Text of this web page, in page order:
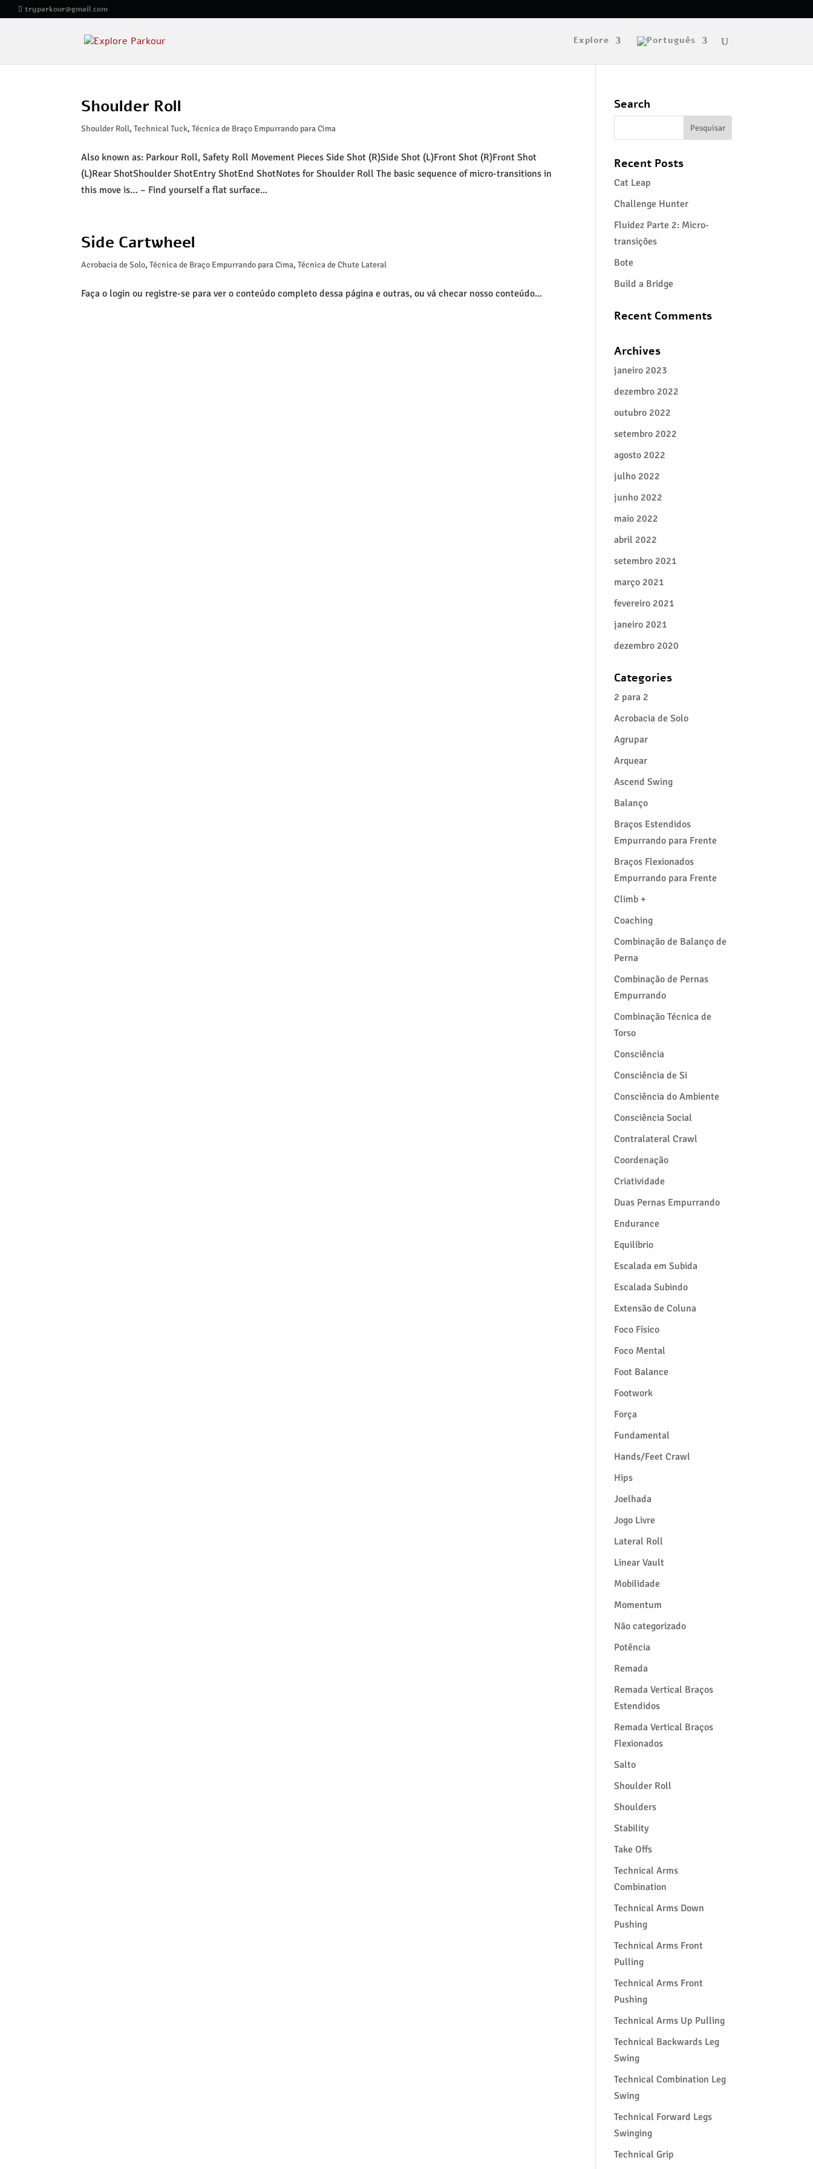
tryparkour@gmail.com
Explore
Shoulder Roll
Shoulder Roll,Technical Tuck,Técnica de Braço Empurrando para Cima
Also known as: Parkour Roll, Safety Roll Movement Pieces Side Shot (R)Side Shot (L)Front Shot (R)Front Shot
(L)Rear ShotShoulder ShotEntry ShotEnd ShotNotes for Shoulder Roll The basic sequence of micro-transitions in
this move is… – Find yourself a flat surface...
Side Cartwheel
Acrobacia de Solo,Técnica de Braço Empurrando para Cima,Técnica de Chute Lateral
Faça o login ou registre-se para ver o conteúdo completo dessa página e outras, ou vá checar nosso conteúdo...
Search
Recent Posts
Cat Leap
Challenge Hunter
Fluidez Parte 2: Micro-
transições
Bote
Build a Bridge
Recent Comments
Archives
janeiro 2023
dezembro 2022
outubro 2022
setembro 2022
agosto 2022
julho 2022
junho 2022
maio 2022
abril 2022
setembro 2021
março 2021
fevereiro 2021
janeiro 2021
dezembro 2020
Categories
2 para 2
Acrobacia de Solo
Agrupar
Arquear
Ascend Swing
Balanço
Braços Estendidos
Empurrando para Frente
Braços Flexionados
Empurrando para Frente
Climb +
Coaching
Combinação de Balanço de
Perna
Combinação de Pernas
Empurrando
Combinação Técnica de
Torso
Consciência
Consciência de Si
Consciência do Ambiente
Consciência Social
Contralateral Crawl
Coordenação
Criatividade
Duas Pernas Empurrando
Endurance
Equilíbrio
Escalada em Subida
Escalada Subindo
Extensão de Coluna
Foco Físico
Foco Mental
Foot Balance
Footwork
Força
Fundamental
Hands/Feet Crawl
Hips
Joelhada
Jogo Livre
Lateral Roll
Linear Vault
Mobilidade
Momentum
Não categorizado
Potência
Remada
Remada Vertical Braços
Estendidos
Remada Vertical Braços
Flexionados
Salto
Shoulder Roll
Shoulders
Stability
Take Offs
Technical Arms
Combination
Technical Arms Down
Pushing
Technical Arms Front
Pulling
Technical Arms Front
Pushing
Technical Arms Up Pulling
Technical Backwards Leg
Swing
Technical Combination Leg
Swing
Technical Forward Legs
Swinging
Technical Grip